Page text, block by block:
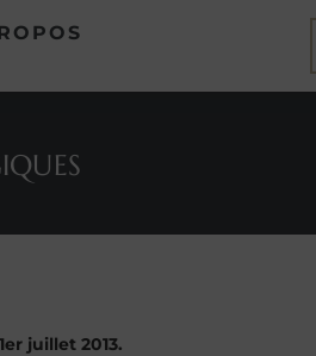
juillet 2013.